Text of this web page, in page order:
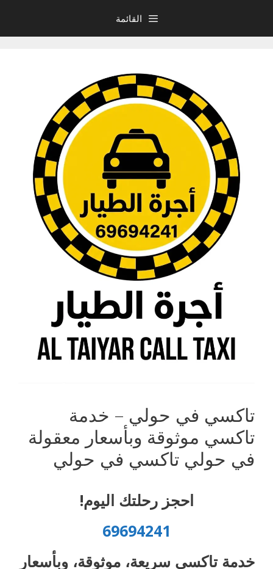
المحتوى
القائمة
تاكسي في حولي – خدمة
تاكسي موثوقة وبأسعار معقولة
في حولي تاكسي في حولي
احجز رحلتك اليوم!
69694241
خدمة تاكسي سريعة، موثوقة، وبأسعار